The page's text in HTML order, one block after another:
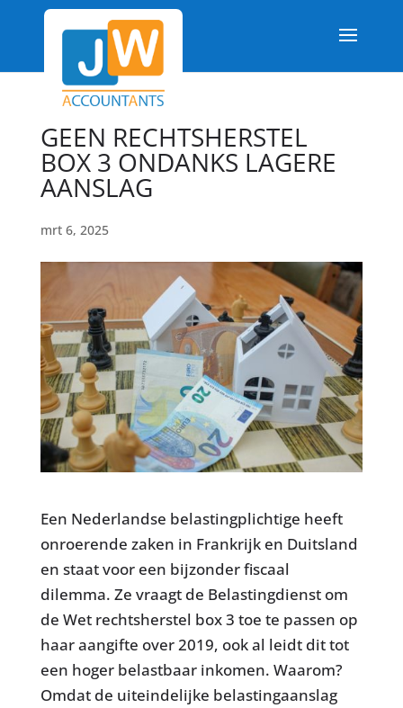
GEEN RECHTSHERSTEL
BOX 3 ONDANKS LAGERE
AANSLAG
mrt 6, 2025
Een Nederlandse belastingplichtige heeft
onroerende zaken in Frankrijk en Duitsland
en staat voor een bijzonder fiscaal
dilemma. Ze vraagt de Belastingdienst om
de Wet rechtsherstel box 3 toe te passen op
haar aangifte over 2019, ook al leidt dit tot
een hoger belastbaar inkomen. Waarom?
Omdat de uiteindelijke belastingaanslag